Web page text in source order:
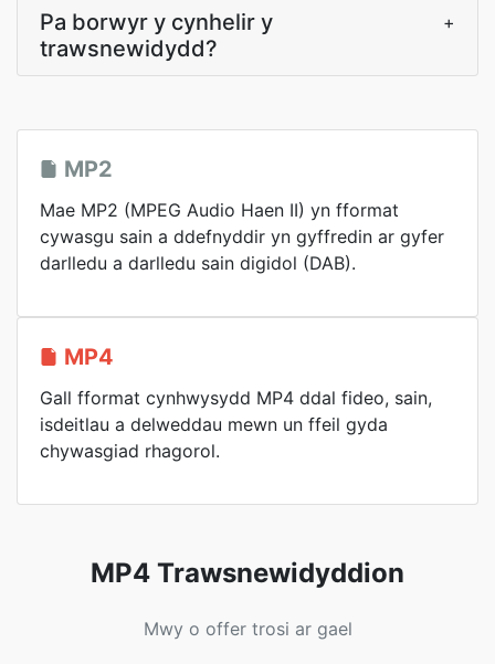
Pa borwyr y cynhelir y
trawsnewidydd?
+
MP2
Mae MP2 (MPEG Audio Haen II) yn fformat
cywasgu sain a ddefnyddir yn gyffredin ar gyfer
darlledu a darlledu sain digidol (DAB).
MP4
Gall fformat cynhwysydd MP4 ddal fideo, sain,
isdeitlau a delweddau mewn un ffeil gyda
chywasgiad rhagorol.
MP4 Trawsnewidyddion
Mwy o offer trosi ar gael